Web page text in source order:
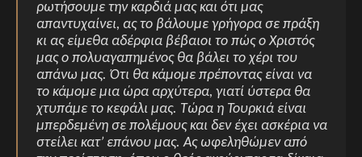
ρωτήσουμε την καρδιά μας και ότι μας
απαντυχαίνει, ας το βάλουμε γρήγορα σε πράξη
κι ας είμεθα αδέρφια βέβαιοι το πώς ο Χριστός
μας ο πολυαγαπημένος θα βάλει το χέρι του
απάνω μας. Ότι θα κάμομε πρέποντας είναι να
το κάμομε μια ώρα αρχύτερα, γιατί ύστερα θα
χτυπάμε το κεφάλι μας. Τώρα η Τουρκιά είναι
μπερδεμένη σε πολέμους και δεν έχει ασκέρια να
στείλει κατ’ επάνου μας. Ας ωφεληθώμεν από